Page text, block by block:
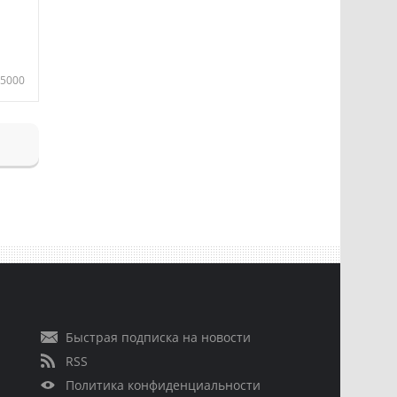
5000
Быстрая подписка на новости
RSS
Политика конфиденциальности